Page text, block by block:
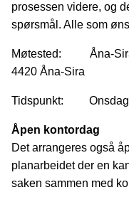
prosessen videre, og
spørsmål. Alle som
Møtested: Åna-Sira
4420 Åna-Sira
Tidspunkt: Onsdag
Åpen kontordag
Det arrangeres også
planarbeidet der en
saken sammen med